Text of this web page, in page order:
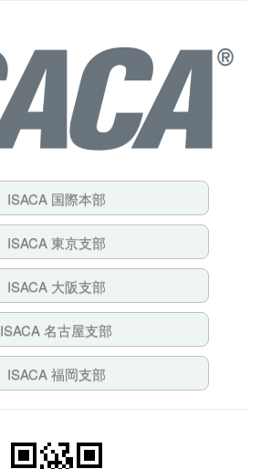
ISACA 国際本部
ISACA 東京支部
ISACA 大阪支部
ISACA 名古屋支部
ISACA 福岡支部